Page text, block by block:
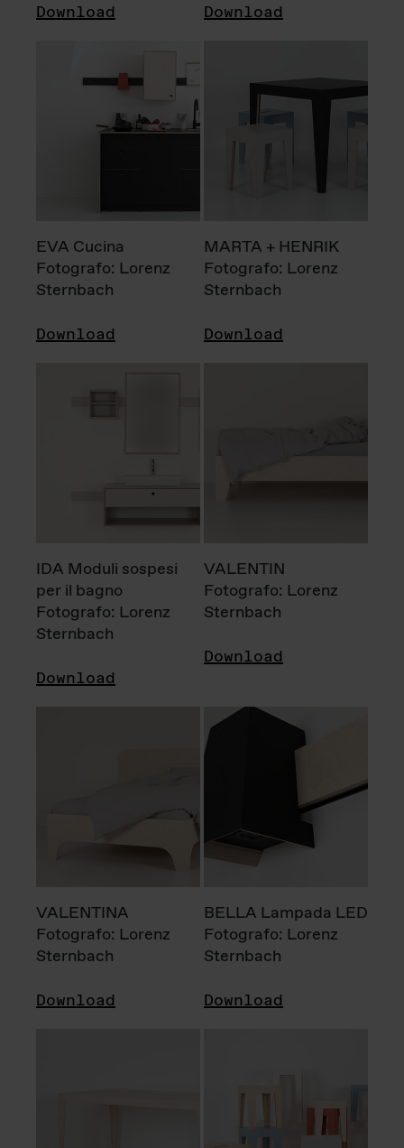
Download Download
EVA Cucina
Fotografo: Lorenz
Sternbach
Download
MARTA + HENRIK
Fotografo: Lorenz
Sternbach
Download
IDA Moduli sospesi
per il bagno
Fotografo: Lorenz
Sternbach
Download
VALENTIN
Fotografo: Lorenz
Sternbach
Download
VALENTINA
Fotografo: Lorenz
Sternbach
Download
BELLA Lampada LED
Fotografo: Lorenz
Sternbach
Download